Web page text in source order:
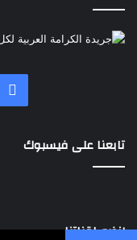
تابعنا على فيسبوك
إنضم لقناتنا